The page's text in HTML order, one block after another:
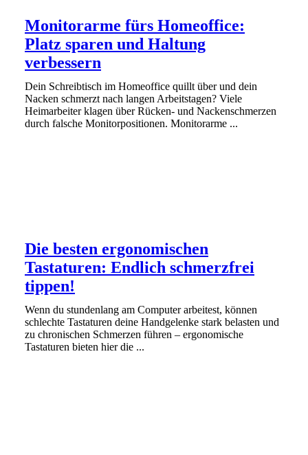
Monitorarme fürs Homeoffice:
Platz sparen und Haltung
verbessern
Dein Schreibtisch im Homeoffice quillt über und dein
Nacken schmerzt nach langen Arbeitstagen? Viele
Heimarbeiter klagen über Rücken- und Nackenschmerzen
durch falsche Monitorpositionen. Monitorarme ...
Die besten ergonomischen
Tastaturen: Endlich schmerzfrei
tippen!
Wenn du stundenlang am Computer arbeitest, können
schlechte Tastaturen deine Handgelenke stark belasten und
zu chronischen Schmerzen führen – ergonomische
Tastaturen bieten hier die ...